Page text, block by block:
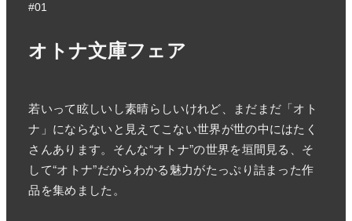
#01
オトナ文庫フェア
若いって眩しいし素晴らしいけれど、まだまだ「オト
ナ」にならないと見えてこない世界が世の中にはたく
さんあります。そんな“オトナ”の世界を垣間見る、そ
して“オトナ”だからわかる魅力がたっぷり詰まった作
品を集めました。